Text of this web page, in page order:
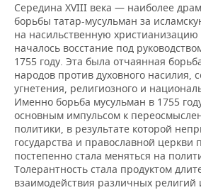
Середина XVIII века — наиболее
борьбы татар-мусульман за
на насильственную христианизацию
началось восстание под
1755 году. Эта была отчаянная
народов против духовного насилия,
угнетения, религиозного и
Именно борьба мусульман в 1755
основным импульсом к
политики, в результате которой
государства и православной церкви
постепенно стала меняться на
Толерантность стала продуктом
взаимодействия различных религий